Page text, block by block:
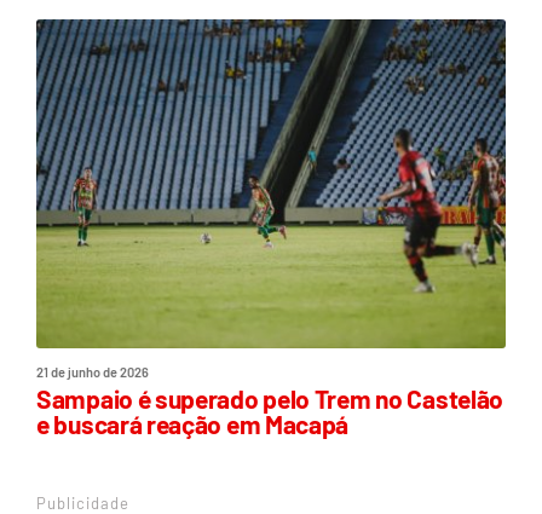
21 de junho de 2026
Sampaio é superado pelo Trem no Castelão
e buscará reação em Macapá
Publicidade